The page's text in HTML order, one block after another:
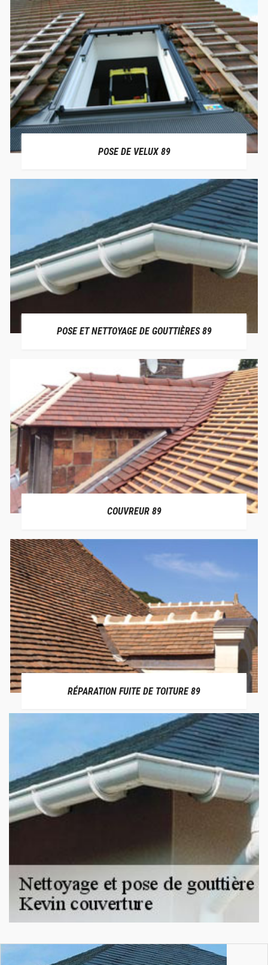
POSE DE VELUX 89
POSE ET NETTOYAGE DE GOUTTIÈRES 89
COUVREUR 89
RÉPARATION FUITE DE TOITURE 89